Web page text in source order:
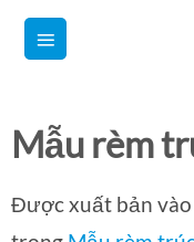
qua
dung
Mẫu rèm
Được xuất bản vào